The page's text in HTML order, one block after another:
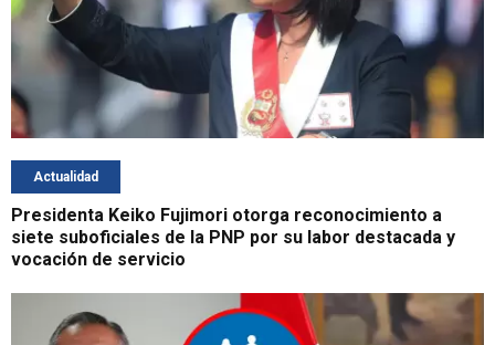
Actualidad
Presidenta Keiko Fujimori otorga reconocimiento a
siete suboficiales de la PNP por su labor destacada y
vocación de servicio